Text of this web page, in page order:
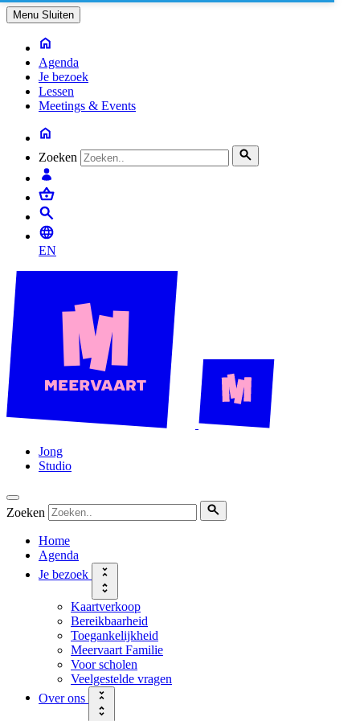
Menu Sluiten
Agenda
Je bezoek
Lessen
Meetings & Events
Zoeken
EN
Jong
Studio
Zoeken
Home
Agenda
Je bezoek
Kaartverkoop
Bereikbaarheid
Toegankelijkheid
Meervaart Familie
Voor scholen
Veelgestelde vragen
Over ons